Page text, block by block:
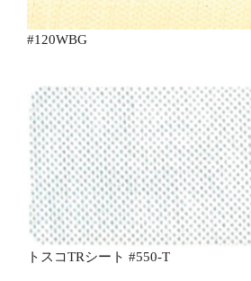
#120WBG
トスコTRシート #550-T